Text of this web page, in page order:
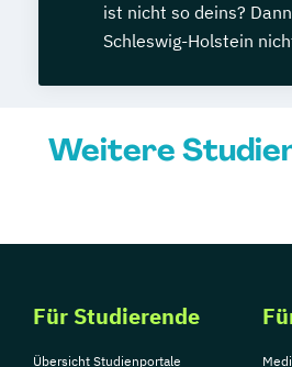
ist nicht so deins?
Schleswig-Holstein
Weitere
Für Studierende
Übersicht Studienportale